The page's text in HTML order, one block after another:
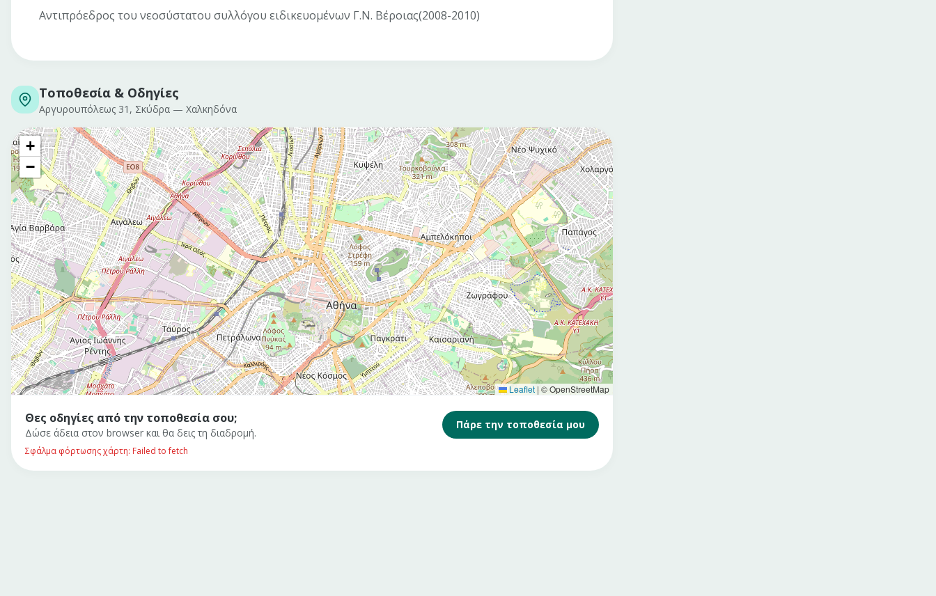
Αντιπρόεδρος του νεοσύστατου συλλόγου ειδικευομένων Γ.Ν. Βέροιας(2008-2010)
Τοποθεσία & Οδηγίες
Αργυρουπόλεως 31, Σκύδρα — Χαλκηδόνα
+
−
Leaflet | © OpenStreetMap
Θες οδηγίες από την τοποθεσία σου;
Δώσε άδεια στον browser και θα δεις τη διαδρομή.
Πάρε την τοποθεσία μου
Σφάλμα φόρτωσης χάρτη: Failed to fetch